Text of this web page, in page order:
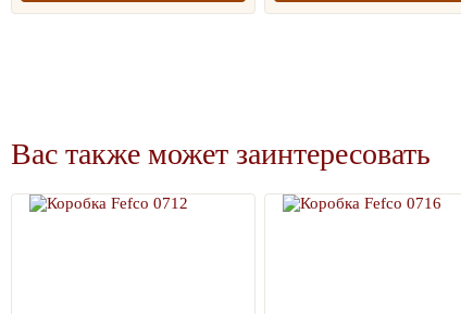
Вас также может заинтересовать